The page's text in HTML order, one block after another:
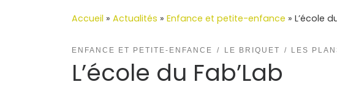
Accueil » Actualités » Enfance et petite-enfance » L’école
ENFANCE ET PETITE-ENFANCE LE BRIQUET LES
L’école du Fab’Lab